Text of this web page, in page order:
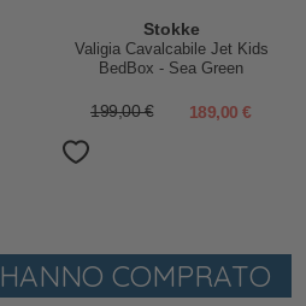
Stokke
Valigia Cavalcabile Jet Kids
BedBox - Sea Green
199,00 € 189,00 €
COMPRATO